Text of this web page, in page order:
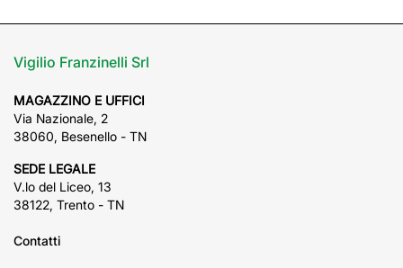
Vigilio Franzinelli Srl
MAGAZZINO E UFFICI
Via Nazionale, 2
38060, Besenello - TN
SEDE LEGALE
V.lo del Liceo, 13
38122, Trento - TN
Contatti